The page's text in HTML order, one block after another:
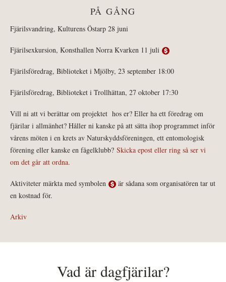
PÅ GÅNG
Fjärilsvandring, Kulturens Östarp 28 juni
Fjärilsexkursion, Konsthallen Norra Kvarken 11 juli
Fjärilsföredrag, Biblioteket i Mjölby, 23 september 18:00
Fjärilsföredrag, Biblioteket i Trollhättan, 27 oktober 17:30
Vill ni att vi berättar om projektet hos er? Eller ha ett föredrag om
fjärilar i allmänhet? Håller ni kanske på att sätta ihop programmet inför
vårens möten i en krets av Naturskyddsföreningen, ett entomologisk
förening eller kanske en fågelklubb? Skicka epost eller ring så ser vi
om det går att ordna.
Aktiviteter märkta med symbolen
är sådana som organisatören tar ut
en kostnad för.
Arkiv
Vad är dagfjärilar?